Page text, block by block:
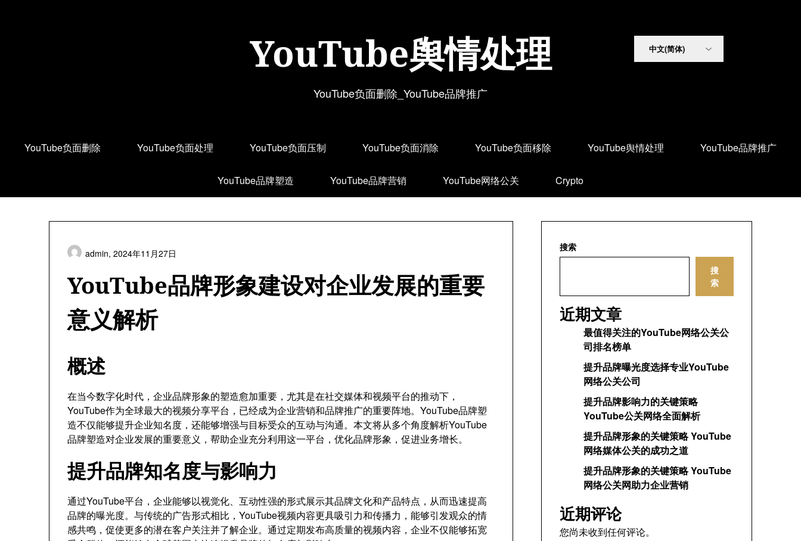
YouTube舆情处理
YouTube负面删除_YouTube品牌推广
YouTube负面删除 YouTube负面处理 YouTube负面压制 YouTube负面消除 YouTube负面移除 YouTube舆情处理 YouTube品牌推广
YouTube品牌塑造 YouTube品牌营销 YouTube网络公关 Crypto
YouTube品牌形象建设对企业发展的重要
意义解析
admin, 2024年11月27日
概述
在当今数字化时代，企业品牌形象的塑造愈加重要，尤其是在社交媒体和视频平台的推动下，
YouTube作为全球最大的视频分享平台，已经成为企业营销和品牌推广的重要阵地。YouTube品牌塑
造不仅能够提升企业知名度，还能够增强与目标受众的互动与沟通。本文将从多个角度解析YouTube
品牌塑造对企业发展的重要意义，帮助企业充分利用这一平台，优化品牌形象，促进业务增长。
提升品牌知名度与影响力
通过YouTube平台，企业能够以视觉化、互动性强的形式展示其品牌文化和产品特点，从而迅速提高
品牌的曝光度。与传统的广告形式相比，YouTube视频内容更具吸引力和传播力，能够引发观众的情
感共鸣，促使更多的潜在客户关注并了解企业。通过定期发布高质量的视频内容，企业不仅能够拓宽
搜索
搜
索
近期文章
最值得关注的YouTube网络公关公
司排名榜单
提升品牌曝光度选择专业YouTube
网络公关公司
提升品牌影响力的关键策略
YouTube公关网络全面解析
提升品牌形象的关键策略 YouTube
网络媒体公关的成功之道
提升品牌形象的关键策略 YouTube
网络公关网助力企业营销
近期评论
您尚未收到任何评论。